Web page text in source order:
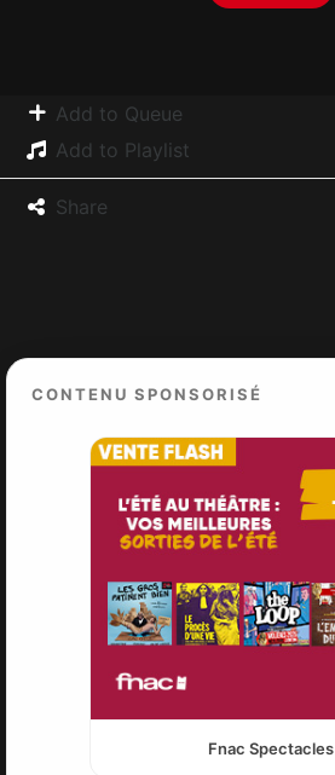
Add to Queue
Add to Playlist
Share
CONTENU SPONSORISÉ
Fnac Spectacles